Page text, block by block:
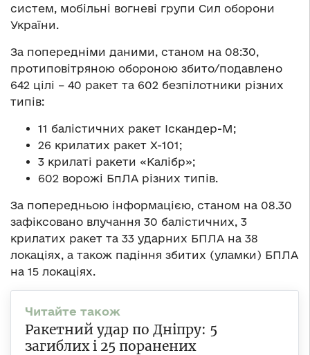
систем, мобільні вогневі групи Сил оборони
України.
За попередніми даними, станом на 08:30,
протиповітряною обороною збито/подавлено
642 цілі – 40 ракет та 602 безпілотники різних
типів:
11 балістичних ракет Іскандер-М;
26 крилатих ракет Х-101;
3 крилаті ракети «Калібр»;
602 ворожі БпЛА різних типів.
За попередньою інформацією, станом на 08.30
зафіксовано влучання 30 балістичних, 3
крилатих ракет та 33 ударних БПЛА на 38
локаціях, а також падіння збитих (уламки) БПЛА
на 15 локаціях.
Ракетний удар по Дніпру: 5
загиблих і 25 поранених